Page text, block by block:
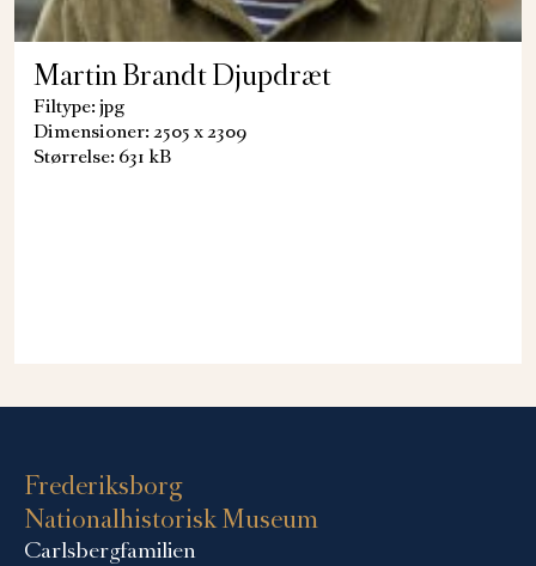
Martin Brandt Djupdræt
Filtype: jpg
Dimensioner: 2505 x 2309
Størrelse: 631 kB
Frederiksborg
Nationalhistorisk Museum
Carlsbergfamilien